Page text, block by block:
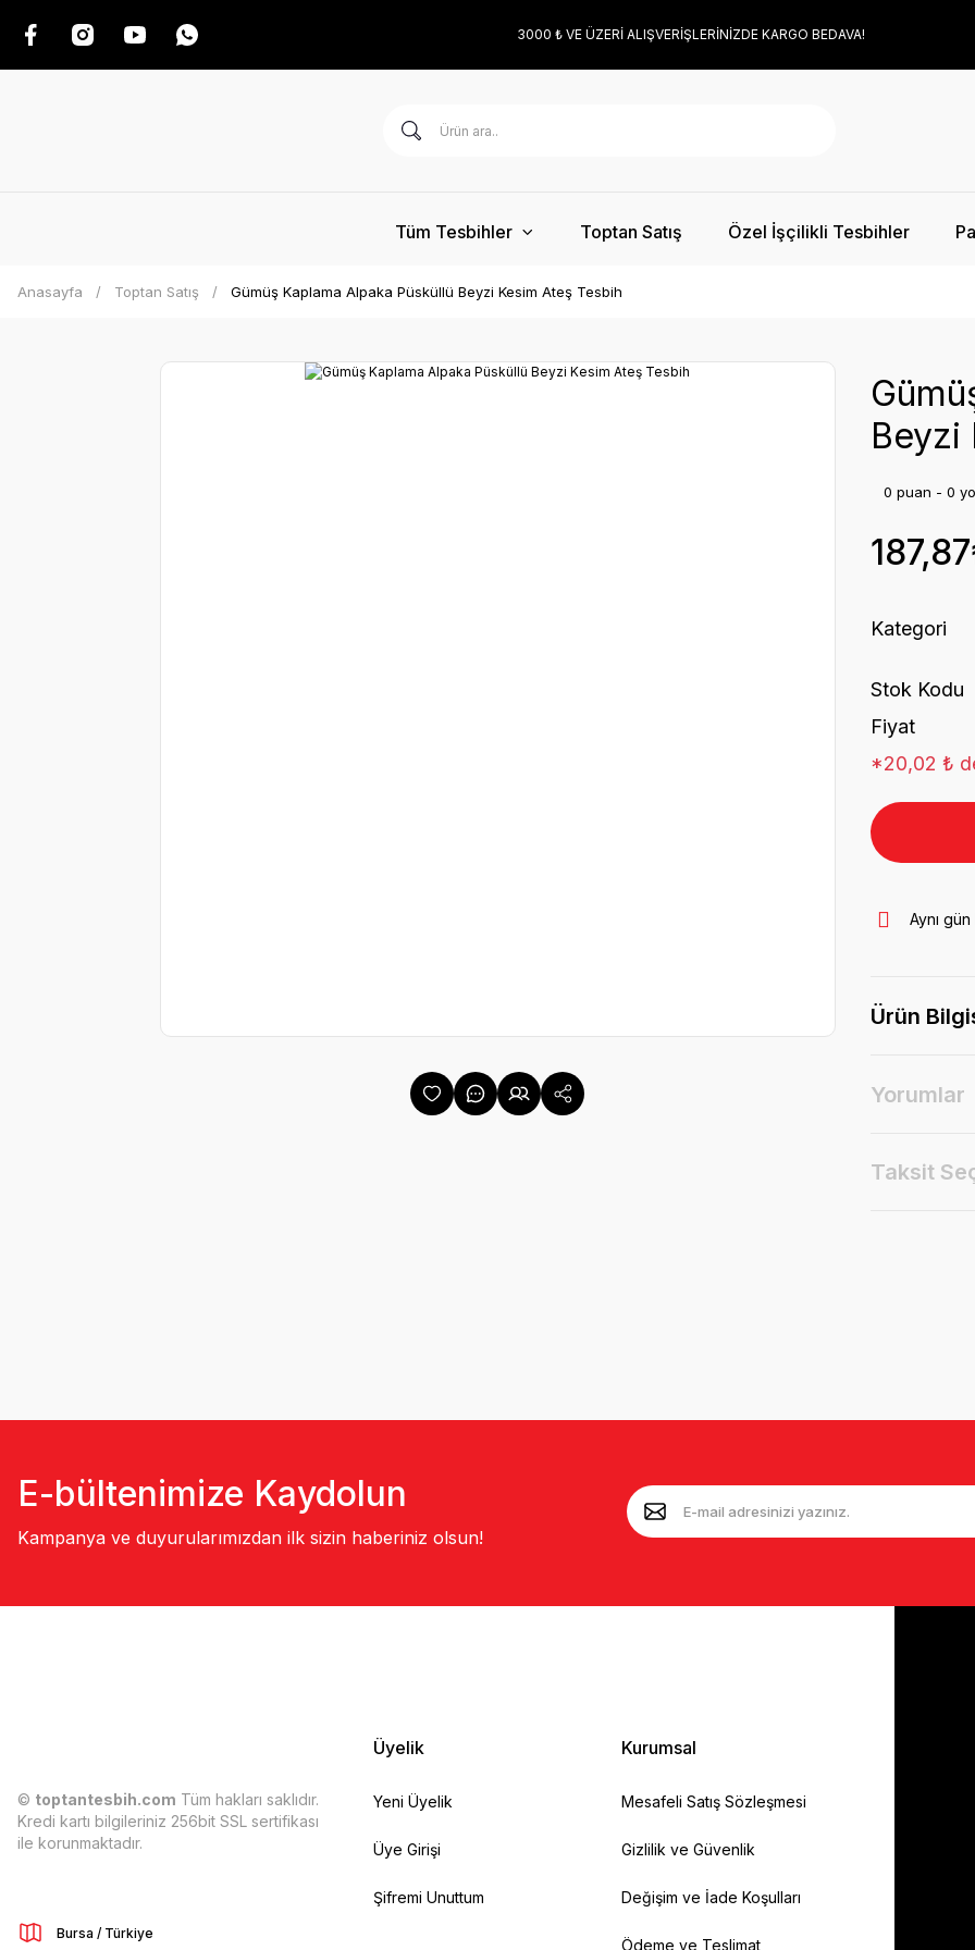
3000 ₺ VE ÜZERİ ALIŞVERİŞLERİNİZDE KARGO BEDAVA!
Tüm Tesbihler Toptan Satış Özel İşçilikli Tesbihler
Anasayfa Toptan Satış Gümüş Kaplama Alpaka Püsküllü Beyzi Kesim Ateş Tesbih
Beyzi
0 puan - 0
Kategori
Stok Kodu
Fiyat
*20,02 ₺
Aynı
Ürün
Yorumlar
Taksit
E-bültenimize Kaydolun
Kampanya ve duyurularımızdan ilk sizin haberiniz olsun!
© toptantesbih.com Tüm hakları saklıdır.
Kredi kartı bilgileriniz 256bit SSL sertifikası
ile korunmaktadır.
Bursa / Türkiye
Üyelik
Yeni Üyelik
Üye Girişi
Şifremi Unuttum
Kurumsal
Mesafeli Satış Sözleşmesi
Gizlilik ve Güvenlik
Değişim ve İade Koşulları
Ödeme ve Teslimat